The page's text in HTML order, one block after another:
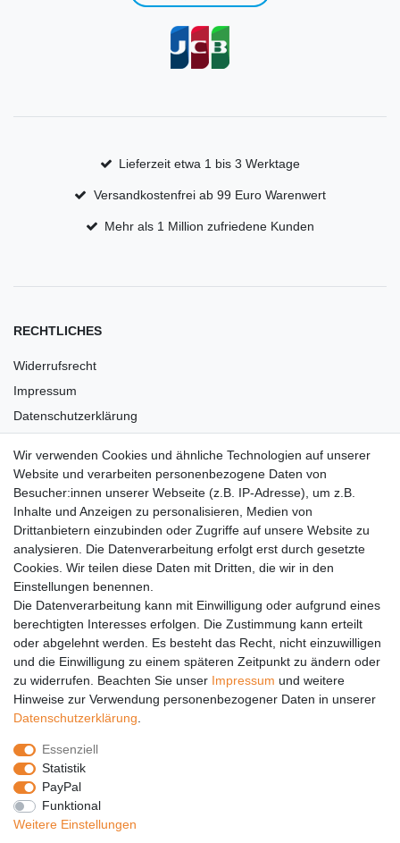
Lieferzeit etwa 1 bis 3 Werktage
Versandkostenfrei ab 99 Euro Warenwert
Mehr als 1 Million zufriedene Kunden
RECHTLICHES
Widerrufsrecht
Impressum
Datenschutzerklärung
Barrierefreiheit
Anleitungen
Vertrag widerrufen
PARTNER
DHL
GLS
PaketPLUS
SPONSORING
Malchower SV 90
Malchower Wölfe
ZERTIFIKATE
Wir verwenden Cookies und ähnliche Technologien auf unserer
Website und verarbeiten personenbezogene Daten von
Besucher:innen unserer Webseite (z.B. IP-Adresse), um z.B.
Inhalte und Anzeigen zu personalisieren, Medien von
Drittanbietern einzubinden oder Zugriffe auf unsere Website zu
analysieren. Die Datenverarbeitung erfolgt erst durch gesetzte
Cookies. Wir teilen diese Daten mit Dritten, die wir in den
Einstellungen benennen.
Die Datenverarbeitung kann mit Einwilligung oder aufgrund eines
berechtigten Interesses erfolgen. Die Zustimmung kann erteilt
oder abgelehnt werden. Es besteht das Recht, nicht einzuwilligen
und die Einwilligung zu einem späteren Zeitpunkt zu ändern oder
zu widerrufen. Beachten Sie unser Impressum und weitere
Hinweise zur Verwendung personenbezogener Daten in unserer
Daten­schutz­erklärung
Essenziell
Statistik
PayPal
Funktional
Weitere Einstellungen